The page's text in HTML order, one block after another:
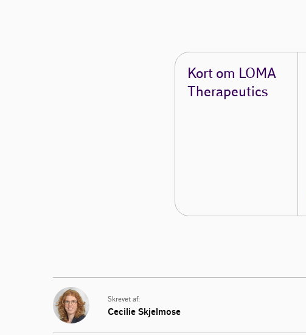
Kort om LOMA
Therapeutics
Skrevet af:
Cecilie Skjelmose